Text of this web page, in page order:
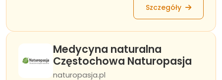
Szczegóły
Medycyna naturalna
Częstochowa Naturopasja
naturopasja.pl